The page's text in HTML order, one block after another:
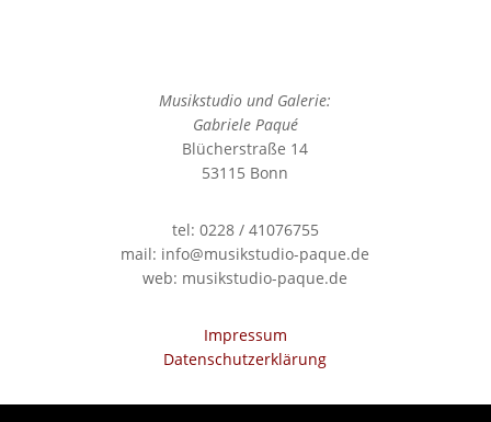
Musikstudio und Galerie:
Gabriele Paqué
Blücherstraße 14
53115 Bonn
tel: 0228 / 41076755
mail: info@musikstudio-paque.de
web: musikstudio-paque.de
Impressum
Datenschutzerklärung